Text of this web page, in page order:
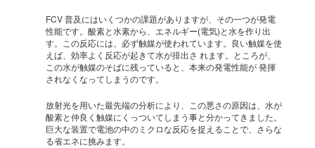
FCV 普及にはいくつかの課題がありますが、その一つが発電
性能です。酸素と水素から、エネルギー(電気)と水を作り出
す。この反応には、必ず触媒が使われています。良い触媒を使
えば、効率よく反応が起きて水が排出さ れます。ところが、
この水が触媒のそばに残っていると、本来の発電性能が 発揮
されなくなってしまうのです。
放射光を用いた最先端の分析により、この悪さの原因は、水が
酸素と仲良く触媒にくっついてしまう事と分かってきました。
巨大な装置で電池の中のミクロな反応を捉えることで、さらな
る省エネに挑みます。